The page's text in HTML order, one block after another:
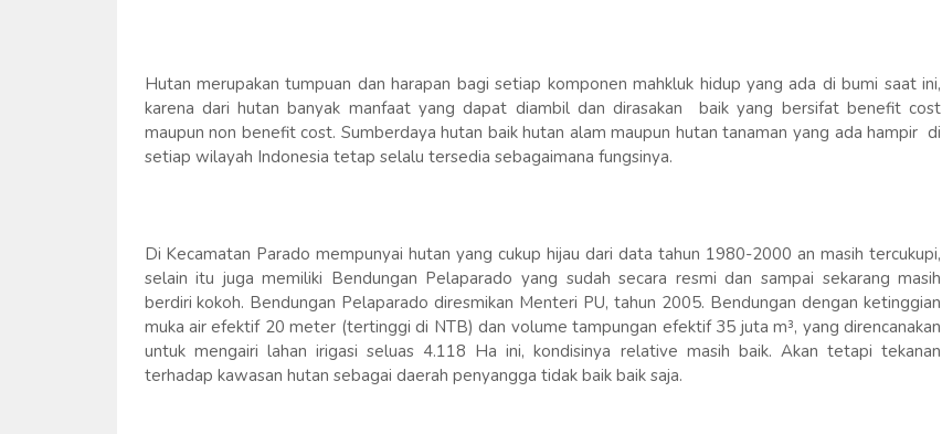
Hutan merupakan tumpuan dan harapan bagi setiap komponen mahkluk hidup yang ada di bumi saat ini,
karena dari hutan banyak manfaat yang dapat diambil dan dirasakan baik yang bersifat benefit cost
maupun non benefit cost. Sumberdaya hutan baik hutan alam maupun hutan tanaman yang ada hampir di
setiap wilayah Indonesia tetap selalu tersedia sebagaimana fungsinya.
Di Kecamatan Parado mempunyai hutan yang cukup hijau dari data tahun 1980-2000 an masih tercukupi,
selain itu juga memiliki Bendungan Pelaparado yang sudah secara resmi dan sampai sekarang masih
berdiri kokoh. Bendungan Pelaparado diresmikan Menteri PU, tahun 2005. Bendungan dengan ketinggian
muka air efektif 20 meter (tertinggi di NTB) dan volume tampungan efektif 35 juta m³, yang direncanakan
untuk mengairi lahan irigasi seluas 4.118 Ha ini, kondisinya relative masih baik. Akan tetapi tekanan
terhadap kawasan hutan sebagai daerah penyangga tidak baik baik saja.